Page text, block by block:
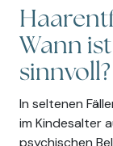
Wann
sinnvoll?
In seltenen
im Kindesalter